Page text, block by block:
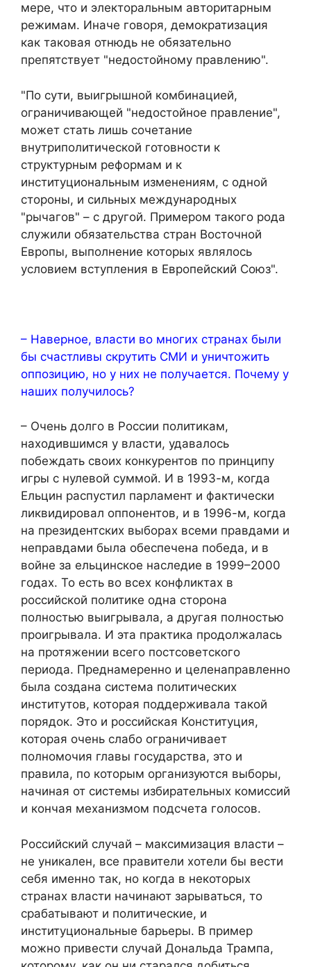
мере, что и электоральным авторитарным
режимам. Иначе говоря, демократизация
как таковая отнюдь не обязательно
препятствует "недостойному правлению".
"По сути, выигрышной комбинацией,
ограничивающей "недостойное правление",
может стать лишь сочетание
внутриполитической готовности к
структурным реформам и к
институциональным изменениям, с одной
стороны, и сильных международных
"рычагов" – с другой. Примером такого рода
служили обязательства стран Восточной
Европы, выполнение которых являлось
условием вступления в Европейский Союз".
– Наверное, власти во многих странах были
бы счастливы скрутить СМИ и уничтожить
оппозицию, но у них не получается. Почему у
наших получилось?
– Очень долго в России политикам,
находившимся у власти, удавалось
побеждать своих конкурентов по принципу
игры с нулевой суммой. И в 1993-м, когда
Ельцин распустил парламент и фактически
ликвидировал оппонентов, и в 1996-м, когда
на президентских выборах всеми правдами и
неправдами была обеспечена победа, и в
войне за ельцинское наследие в 1999–2000
годах. То есть во всех конфликтах в
российской политике одна сторона
полностью выигрывала, а другая полностью
проигрывала. И эта практика продолжалась
на протяжении всего постсоветского
периода. Преднамеренно и целенаправленно
была создана система политических
институтов, которая поддерживала такой
порядок. Это и российская Конституция,
которая очень слабо ограничивает
полномочия главы государства, это и
правила, по которым организуются выборы,
начиная от системы избирательных комиссий
и кончая механизмом подсчета голосов.
Российский случай – максимизация власти –
не уникален, все правители хотели бы вести
себя именно так, но когда в некоторых
странах власти начинают зарываться, то
срабатывают и политические, и
институциональные барьеры. В пример
можно привести случай Дональда Трампа,